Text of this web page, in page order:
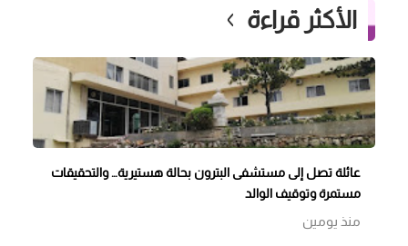
الأكثر قراءة
عائلة تصل إلى مستشفى البترون بحالة هستيرية… والتحقيقات
مستمرة وتوقيف الوالد
منذ يومين